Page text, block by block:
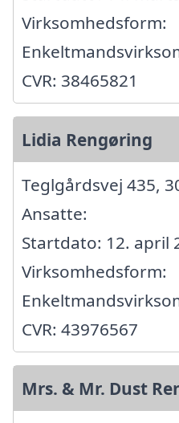
Virksomhedsform:
CVR: 38465821
Lidia Rengøring
Teglgårdsvej 435,
Ansatte:
Startdato: 12. april
Virksomhedsform:
CVR: 43976567
Mrs. & Mr. Dust